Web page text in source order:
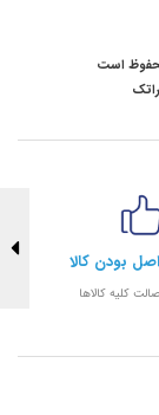
است
بودن کالا
کلیه کالاها